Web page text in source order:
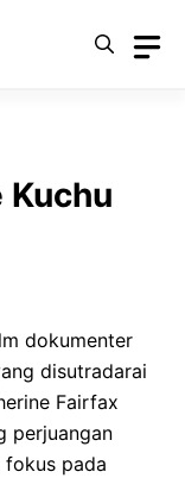
Kuchu
dokumenter
disutradarai
Fairfax
perjuangan
fokus pada